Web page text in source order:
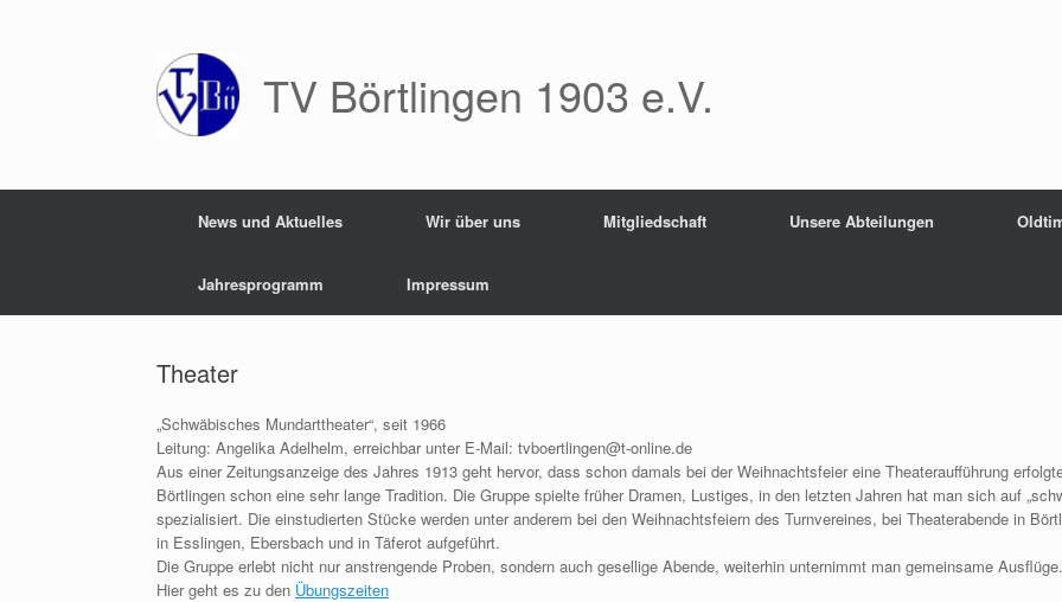
TV Börtlingen 1903 e.V.
News und Aktuelles Wir über uns Mitgliedschaft Unsere Abteilungen
Jahresprogramm Impressum
Theater
„Schwäbisches Mundarttheater“, seit 1966
Leitung: Angelika Adelhelm, erreichbar unter E-Mail: tvboertlingen@t-online.de
Aus einer Zeitungsanzeige des Jahres 1913 geht hervor, dass schon damals bei der Weihnachtsfeier eine Theateraufführung
Börtlingen schon eine sehr lange Tradition. Die Gruppe spielte früher Dramen, Lustiges, in den letzten Jahren hat man sich auf
spezialisiert. Die einstudierten Stücke werden unter anderem bei den Weihnachtsfeiern des Turnvereines, bei Theaterabende in
in Esslingen, Ebersbach und in Täferot aufgeführt.
Die Gruppe erlebt nicht nur anstrengende Proben, sondern auch gesellige Abende, weiterhin unternimmt man gemeinsame Ausflüge.
Hier geht es zu den Übungszeiten